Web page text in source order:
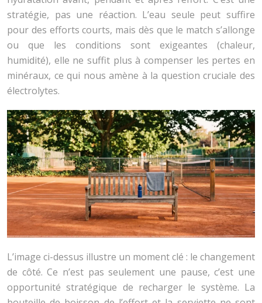
stratégie, pas une réaction. L’eau seule peut suffire
pour des efforts courts, mais dès que le match s’allonge
ou que les conditions sont exigeantes (chaleur,
humidité), elle ne suffit plus à compenser les pertes en
minéraux, ce qui nous amène à la question cruciale des
électrolytes.
L’image ci-dessus illustre un moment clé : le changement
de côté. Ce n’est pas seulement une pause, c’est une
opportunité stratégique de recharger le système. La